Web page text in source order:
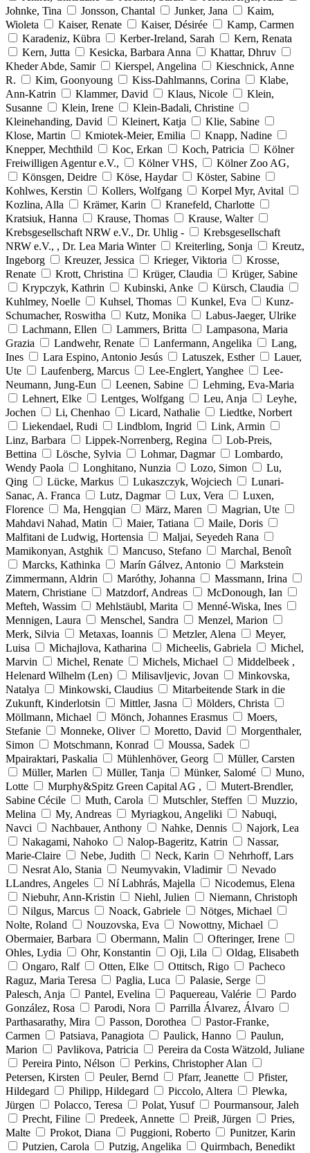
Johnke, Tina
Jonsson, Chantal Junker, Jana
Kaim,
Wioleta
Kaiser, Renate Kaiser, Désirée
Kamp, Carmen
Karadeniz, Kübra
Kerber-Ireland, Sarah
Kern, Renata
Kern, Jutta
Kesicka, Barbara Anna
Khattar, Dhruv
Kheder Abde, Samir
Kierspel, Angelina
Kieschnick, Anne
R.
Kim, Goonyoung Kiss-Dahlmanns, Corina
Klabe,
Ann-Katrin
Klammer, David Klaus, Nicole
Klein,
Susanne
Klein, Irene
Klein-Badali, Christine
Kleinehanding, David
Kleinert, Katja
Klie, Sabine
Klose, Martin
Kmiotek-Meier, Emilia
Knapp, Nadine
Knepper, Mechthild
Koc, Erkan Koch, Patricia
Kölner
Freiwilligen Agentur e.V.,
Kölner VHS,
Kölner Zoo AG,
Könsgen, Deidre
Köse, Haydar
Köster, Sabine
Kohlwes, Kerstin
Kollers, Wolfgang
Korpel Myr, Avital
Kozlina, Alla
Krämer, Karin
Kranefeld, Charlotte
Kratsiuk, Hanna
Krause, Thomas
Krause, Walter
Krebsgesellschaft NRW e.V., Dr. Uhlig -
Krebsgesellschaft
NRW e.V., , Dr. Lea Maria Winter
Kreiterling, Sonja
Kreutz,
Ingeborg
Kreuzer, Jessica Krieger, Viktoria
Krosse,
Renate
Krott, Christina Krüger, Claudia
Krüger, Sabine
Krypczyk, Kathrin
Kubinski, Anke
Kürsch, Claudia
Kuhlmey, Noelle
Kuhsel, Thomas Kunkel, Eva
Kunz-
Schumacher, Roswitha
Kutz, Monika
Labus-Jaeger, Ulrike
Lachmann, Ellen
Lammers, Britta
Lampasona, Maria
Grazia
Landwehr, Renate Lanfermann, Angelika
Lang,
Ines
Lara Espino, Antonio Jesús Latuszek, Esther
Lauer,
Ute
Laufenberg, Marcus Lee-Englert, Yanghee
Lee-
Neumann, Jung-Eun
Leenen, Sabine
Lehming, Eva-Maria
Lehnert, Elke
Lentges, Wolfgang Leu, Anja
Leyhe,
Jochen
Li, Chenhao Licard, Nathalie
Liedtke, Norbert
Liekendael, Rudi
Lindblom, Ingrid
Link, Armin
Linz, Barbara
Lippek-Norrenberg, Regina
Lob-Preis,
Bettina
Lösche, Sylvia Lohmar, Dagmar
Lombardo,
Wendy Paola
Longhitano, Nunzia Lozo, Simon
Lu,
Qing
Lücke, Markus Lukaszczyk, Wojciech
Lunari-
Sanac, A. Franca
Lutz, Dagmar Lux, Vera
Luxen,
Florence
Ma, Hengqian März, Maren
Magrian, Ute
Mahdavi Nahad, Matin
Maier, Tatiana
Maile, Doris
Malfitani de Ludwig, Hortensia
Maljai, Seyedeh Rana
Mamikonyan, Astghik
Mancuso, Stefano
Marchal, Benoît
Marcks, Kathinka
Marín Gálvez, Antonio
Markstein
Zimmermann, Aldrin
Maróthy, Johanna
Massmann, Irina
Matern, Christiane
Matzdorf, Andreas
McDonough, Ian
Mefteh, Wassim
Mehlstäubl, Marita
Menné-Wiska, Ines
Mennigen, Laura
Menschel, Sandra
Menzel, Marion
Merk, Silvia
Metaxas, Ioannis Metzler, Alena
Meyer,
Luisa
Michajlova, Katharina Micheelis, Gabriela
Michel,
Marvin
Michel, Renate Michels, Michael
Middelbeek ,
Helenard Wilhelm (Len)
Milisavljevic, Jovan
Minkovska,
Natalya
Minkowski, Claudius
Mitarbeitende Stark in die
Zukunft, Kinderlotsin
Mittler, Jasna
Mölders, Christa
Möllmann, Michael
Mönch, Johannes Erasmus
Moers,
Stefanie
Monneke, Oliver Moretto, David
Morgenthaler,
Simon
Motschmann, Konrad
Moussa, Sadek
Mpairaktari, Paskalia
Mühlenhöver, Georg
Müller, Carsten
Müller, Marlen
Müller, Tanja Münker, Salomé
Muno,
Lotte
Murphy&Spitz Green Capital AG ,
Mutert-Brendler,
Sabine Cécile
Muth, Carola Mutschler, Steffen
Muzzio,
Melina
My, Andreas Myriagkou, Angeliki
Nabuqi,
Navci
Nachbauer, Anthony Nahke, Dennis
Najork, Lea
Nakagami, Nahoko
Nalop-Bageritz, Katrin
Nassar,
Marie-Claire
Nebe, Judith Neck, Karin
Nehrhoff, Lars
Nesrat Alo, Stania
Neumyvakin, Vladimir
Nevado
LLandres, Angeles
Ní Labhrás, Majella
Nicodemus, Elena
Niebuhr, Ann-Kristin
Niehl, Julien
Niemann, Christoph
Nilgus, Marcus
Noack, Gabriele
Nötges, Michael
Nolte, Roland
Nouzovska, Eva
Nowottny, Michael
Obermaier, Barbara
Obermann, Malin
Ofteringer, Irene
Ohles, Lydia
Ohr, Konstantin Oji, Lila
Oldag, Elisabeth
Ongaro, Ralf
Otten, Elke Ottitsch, Rigo
Pacheco
Raguz, Maria Teresa
Paglia, Luca
Palasie, Serge
Palesch, Anja
Pantel, Evelina Paquereau, Valérie
Pardo
González, Rosa
Parodi, Nora
Parrilla Álvarez, Álvaro
Parthasarathy, Mira
Passon, Dorothea
Pastor-Franke,
Carmen
Patsiava, Panagiota Paulick, Hanno
Paulun,
Marion
Pavlikova, Patricia
Pereira da Costa Wätzold, Juliane
Pereira Pinto, Nélson
Perkins, Christopher Alan
Petersen, Kirsten
Peuler, Bernd Pfarr, Jeanette
Pfister,
Hildegard
Philipp, Hildegard Piccolo, Altera
Plewka,
Jürgen
Polacco, Teresa Polat, Yusuf
Pourmansour, Jaleh
Precht, Filine
Predeek, Annette Preiß, Jürgen
Pries,
Malte
Prokot, Diana Puggioni, Roberto
Punitzer, Karin
Putzien, Carola
Putzig, Angelika
Quirmbach, Benedikt